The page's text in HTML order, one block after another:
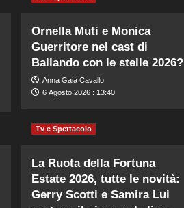
Ornella Muti e Monica
Guerritore nel cast di
Ballando con le stelle 2026?
Anna Gaia Cavallo
6 Agosto 2026 : 13:40
Tv e Spettacolo
La Ruota della Fortuna
Estate 2026, tutte le novità:
Gerry Scotti e Samira Lui